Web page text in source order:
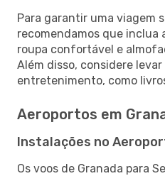
Para garantir uma viagem
recomendamos que inclua
roupa confortável e
Além disso, considere levar
entretenimento, como
Aeroportos em
Instalações no
Os voos de Granada para